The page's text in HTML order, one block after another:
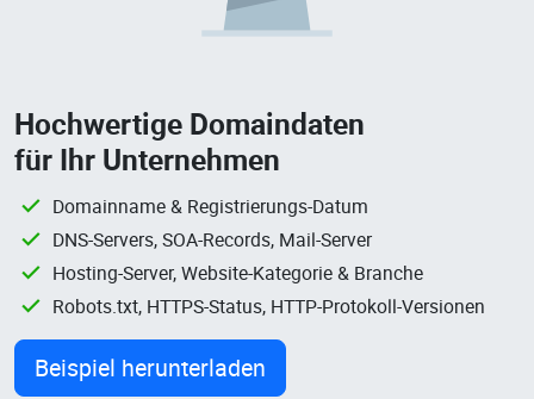
Hochwertige Domaindaten
für Ihr Unternehmen
Domainname & Registrierungs-Datum
DNS-Servers, SOA-Records, Mail-Server
Hosting-Server, Website-Kategorie & Branche
Robots.txt, HTTPS-Status, HTTP-Protokoll-Versionen
Beispiel herunterladen